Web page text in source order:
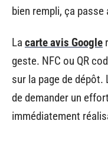
bien rempli, ça
La carte avis Google
geste. NFC ou QR
sur la page de dépôt.
de demander un
immédiatement